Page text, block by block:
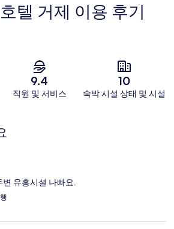
텔 거제 이용 후기
9.4
직원 및 서비스
10
숙박 시설 상태 및 시설
유흥시설 나빠요.